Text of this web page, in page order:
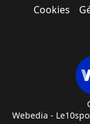
Cookies
Webedia -